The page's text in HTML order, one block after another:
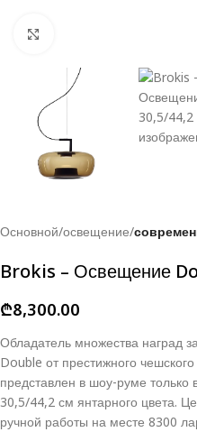
Основной освещение
Brokis – Освещение
₾8,300.00
Обладатель множества наград
Double от престижного
представлен в шоу-руме
30,5/44,2 см янтарного цвета.
ручной работы на месте 8300